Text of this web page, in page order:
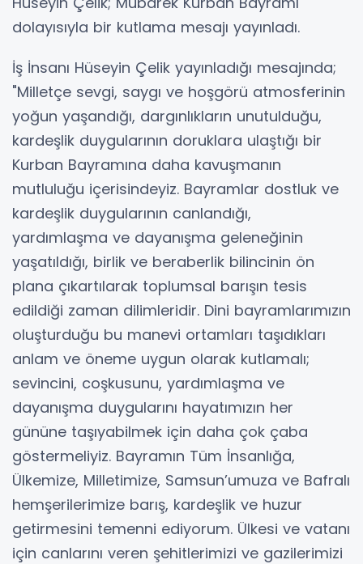
dolayısıyla bir kutlama mesajı yayınladı.
İş İnsanı Hüseyin Çelik yayınladığı mesajında;
"Milletçe sevgi, saygı ve hoşgörü atmosferinin
yoğun yaşandığı, dargınlıkların unutulduğu,
kardeşlik duygularının doruklara ulaştığı bir
Kurban Bayramına daha kavuşmanın
mutluluğu içerisindeyiz. Bayramlar dostluk ve
kardeşlik duygularının canlandığı,
yardımlaşma ve dayanışma geleneğinin
yaşatıldığı, birlik ve beraberlik bilincinin ön
plana çıkartılarak toplumsal barışın tesis
edildiği zaman dilimleridir. Dini bayramlarımızın
oluşturduğu bu manevi ortamları taşıdıkları
anlam ve öneme uygun olarak kutlamalı;
sevincini, coşkusunu, yardımlaşma ve
dayanışma duygularını hayatımızın her
gününe taşıyabilmek için daha çok çaba
göstermeliyiz. Bayramın Tüm İnsanlığa,
Ülkemize, Milletimize, Samsun’umuza ve Bafralı
hemşerilerimize barış, kardeşlik ve huzur
getirmesini temenni ediyorum. Ülkesi ve vatanı
için canlarını veren şehitlerimizi ve gazilerimizi